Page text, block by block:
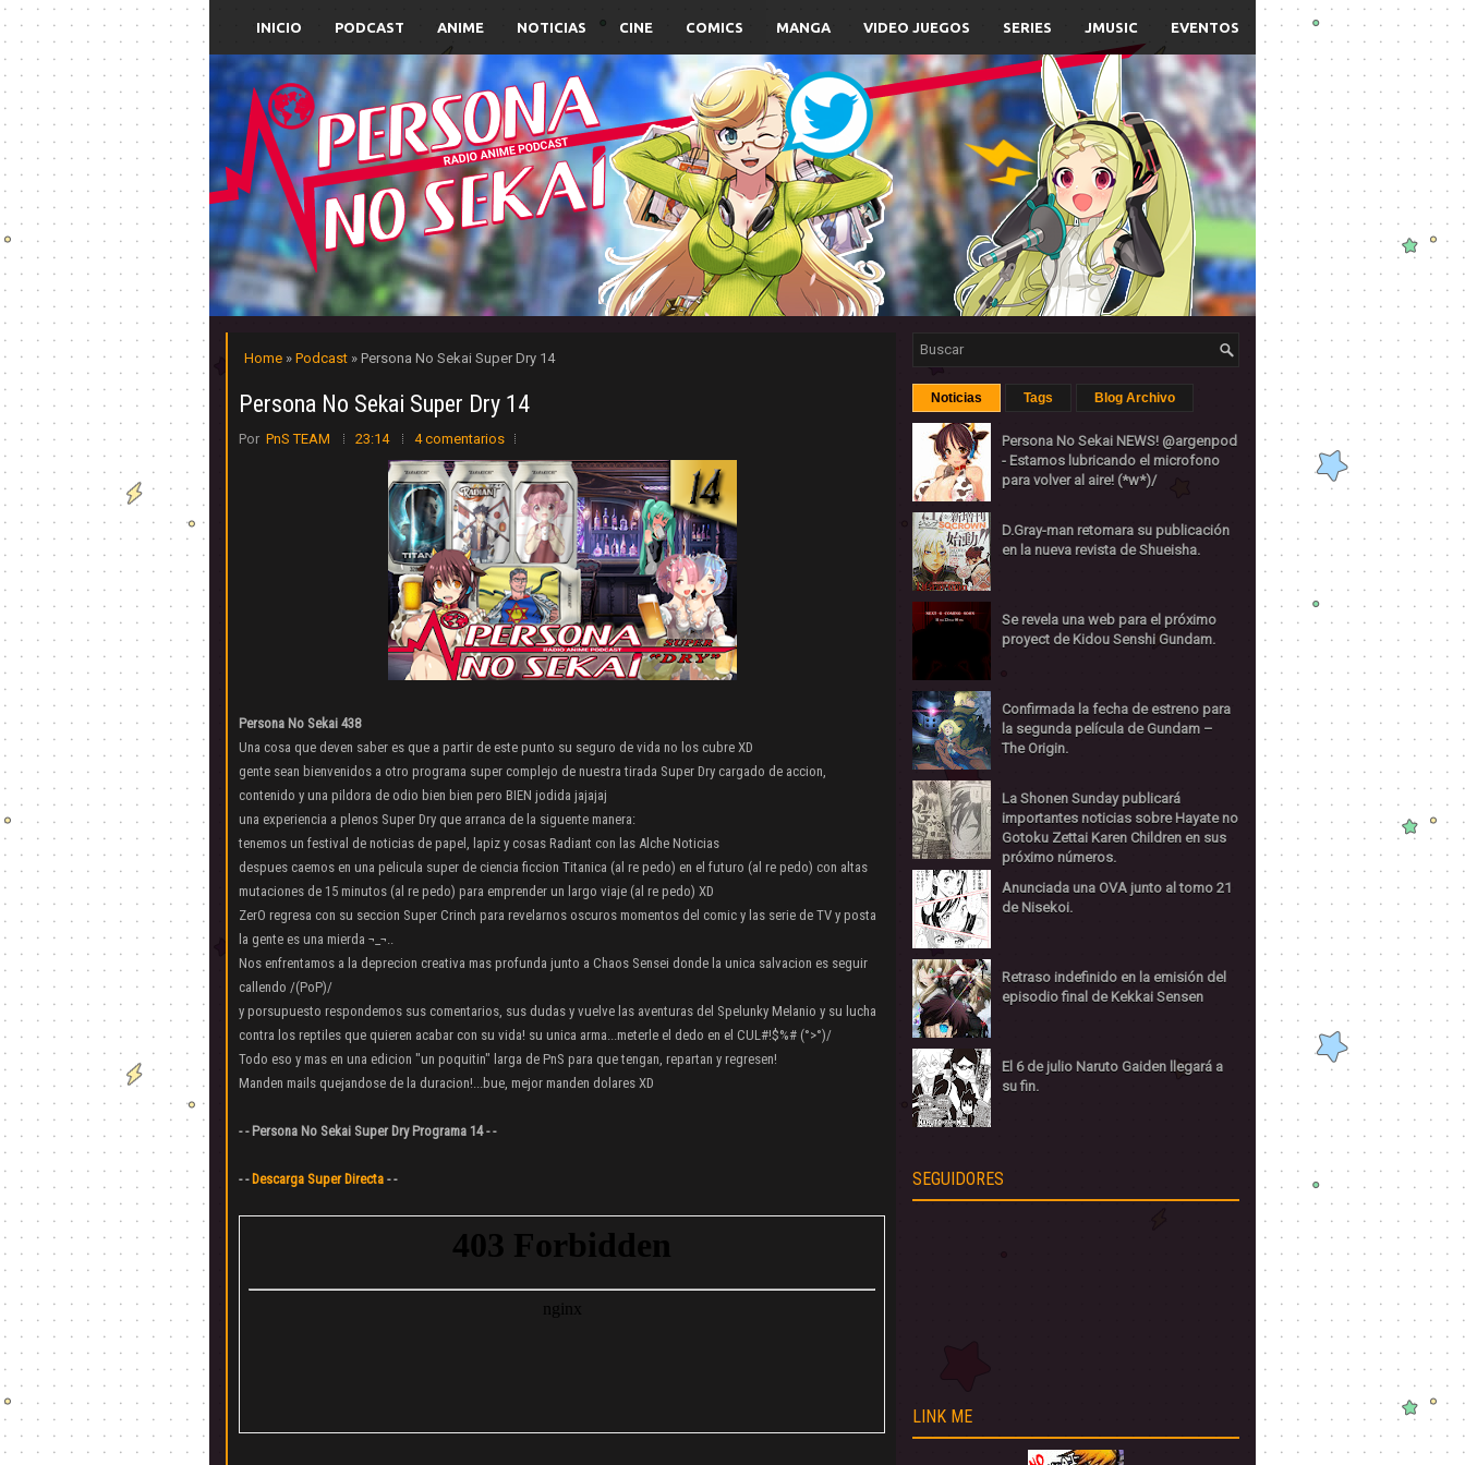
INICIO PODCAST ANIME NOTICIAS CINE COMICS MANGA VIDEO JUEGOS SERIES JMUSIC EVENTOS
Home » Podcast » Persona No Sekai Super Dry 14
Persona No Sekai Super Dry 14
Por PnS TEAM 23:14 4 comentarios
Persona No Sekai 438
Una cosa que deven saber es que a partir de este punto su seguro de vida no los cubre XD
gente sean bienvenidos a otro programa super complejo de nuestra tirada Super Dry cargado de accion,
contenido y una pildora de odio bien bien pero BIEN jodida jajajaj
una experiencia a plenos Super Dry que arranca de la siguente manera:
tenemos un festival de noticias de papel, lapiz y cosas Radiant con las Alche Noticias
despues caemos en una pelicula super de ciencia ficcion Titanica (al re pedo) en el futuro (al re pedo) con altas
mutaciones de 15 minutos (al re pedo) para emprender un largo viaje (al re pedo) XD
ZerO regresa con su seccion Super Crinch para revelarnos oscuros momentos del comic y las serie de TV y posta
la gente es una mierda ¬_¬..
Nos enfrentamos a la deprecion creativa mas profunda junto a Chaos Sensei donde la unica salvacion es seguir
callendo /(PoP)/
y porsupuesto respondemos sus comentarios, sus dudas y vuelve las aventuras del Spelunky Melanio y su lucha
contra los reptiles que quieren acabar con su vida! su unica arma...meterle el dedo en el CUL#!$%# (°>°)/
Todo eso y mas en una edicion "un poquitin" larga de PnS para que tengan, repartan y regresen!
Manden mails quejandose de la duracion!...bue, mejor manden dolares XD
- - Persona No Sekai Super Dry Programa 14 - -
- - Descarga Super Directa - -
Noticias Tags Blog Archivo
Persona No Sekai NEWS! @argenpod
- Estamos lubricando el microfono
para volver al aire! (*w*)/
D.Gray-man retomara su publicación
en la nueva revista de Shueisha.
Se revela una web para el próximo
proyect de Kidou Senshi Gundam.
Confirmada la fecha de estreno para
la segunda película de Gundam –
The Origin.
La Shonen Sunday publicará
importantes noticias sobre Hayate no
Gotoku Zettai Karen Children en sus
próximo números.
Anunciada una OVA junto al tomo 21
de Nisekoi.
Retraso indefinido en la emisión del
episodio final de Kekkai Sensen
El 6 de julio Naruto Gaiden llegará a
su fin.
SEGUIDORES
LINK ME